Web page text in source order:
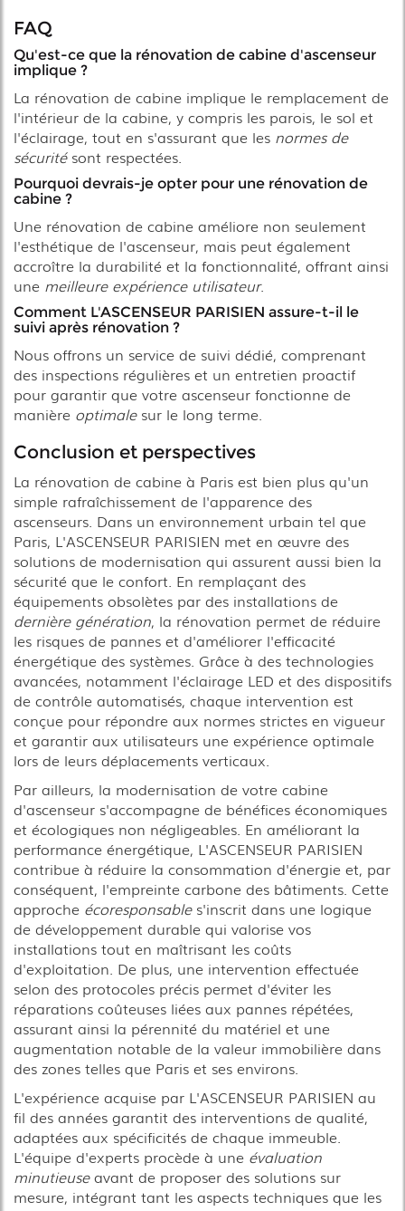
FAQ
Qu'est-ce que la rénovation de cabine d'ascenseur
implique ?
La rénovation de cabine implique le remplacement de
l'intérieur de la cabine, y compris les parois, le sol et
l'éclairage, tout en s'assurant que les normes de
sécuritésont respectées.
Pourquoi devrais-je opter pour une rénovation de
cabine ?
Une rénovation de cabine améliore non seulement
l'esthétique de l'ascenseur, mais peut également
accroître la durabilité et la fonctionnalité, offrant ainsi
une meilleure expérience utilisateur.
Comment L'ASCENSEUR PARISIEN assure-t-il le
suivi après rénovation ?
Nous offrons un service de suivi dédié, comprenant
des inspections régulières et un entretien proactif
pour garantir que votre ascenseur fonctionne de
manière optimalesur le long terme.
Conclusion et perspectives
La rénovation de cabine à Paris est bien plus qu'un
simple rafraîchissement de l'apparence des
ascenseurs. Dans un environnement urbain tel que
Paris, L'ASCENSEUR PARISIEN met en œuvre des
solutions de modernisation qui assurent aussi bien la
sécurité que le confort. En remplaçant des
équipements obsolètes par des installations de
dernière génération, la rénovation permet de réduire
les risques de pannes et d'améliorer l'efficacité
énergétique des systèmes. Grâce à des technologies
avancées, notamment l'éclairage LED et des dispositifs
de contrôle automatisés, chaque intervention est
conçue pour répondre aux normes strictes en vigueur
et garantir aux utilisateurs une expérience optimale
lors de leurs déplacements verticaux.
Par ailleurs, la modernisation de votre cabine
d'ascenseur s'accompagne de bénéfices économiques
et écologiques non négligeables. En améliorant la
performance énergétique, L'ASCENSEUR PARISIEN
contribue à réduire la consommation d'énergie et, par
conséquent, l'empreinte carbone des bâtiments. Cette
approche écoresponsables'inscrit dans une logique
de développement durable qui valorise vos
installations tout en maîtrisant les coûts
d'exploitation. De plus, une intervention effectuée
selon des protocoles précis permet d'éviter les
réparations coûteuses liées aux pannes répétées,
assurant ainsi la pérennité du matériel et une
augmentation notable de la valeur immobilière dans
des zones telles que Paris et ses environs.
L'expérience acquise par L'ASCENSEUR PARISIEN au
fil des années garantit des interventions de qualité,
adaptées aux spécificités de chaque immeuble.
L'équipe d'experts procède à une évaluation
minutieuseavant de proposer des solutions sur
mesure, intégrant tant les aspects techniques que les